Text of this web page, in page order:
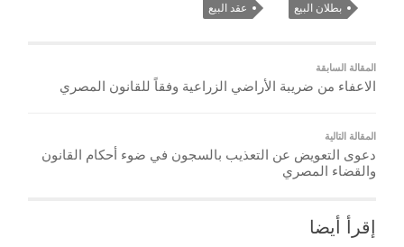
بطلان البيع عقد البيع
المقالة السابقة
الاعفاء من ضريبة الأراضي الزراعية وفقاً للقانون المصري
المقالة التالية
دعوى التعويض عن التعذيب بالسجون في ضوء أحكام القانون
والقضاء المصري
إقرأ أيضا